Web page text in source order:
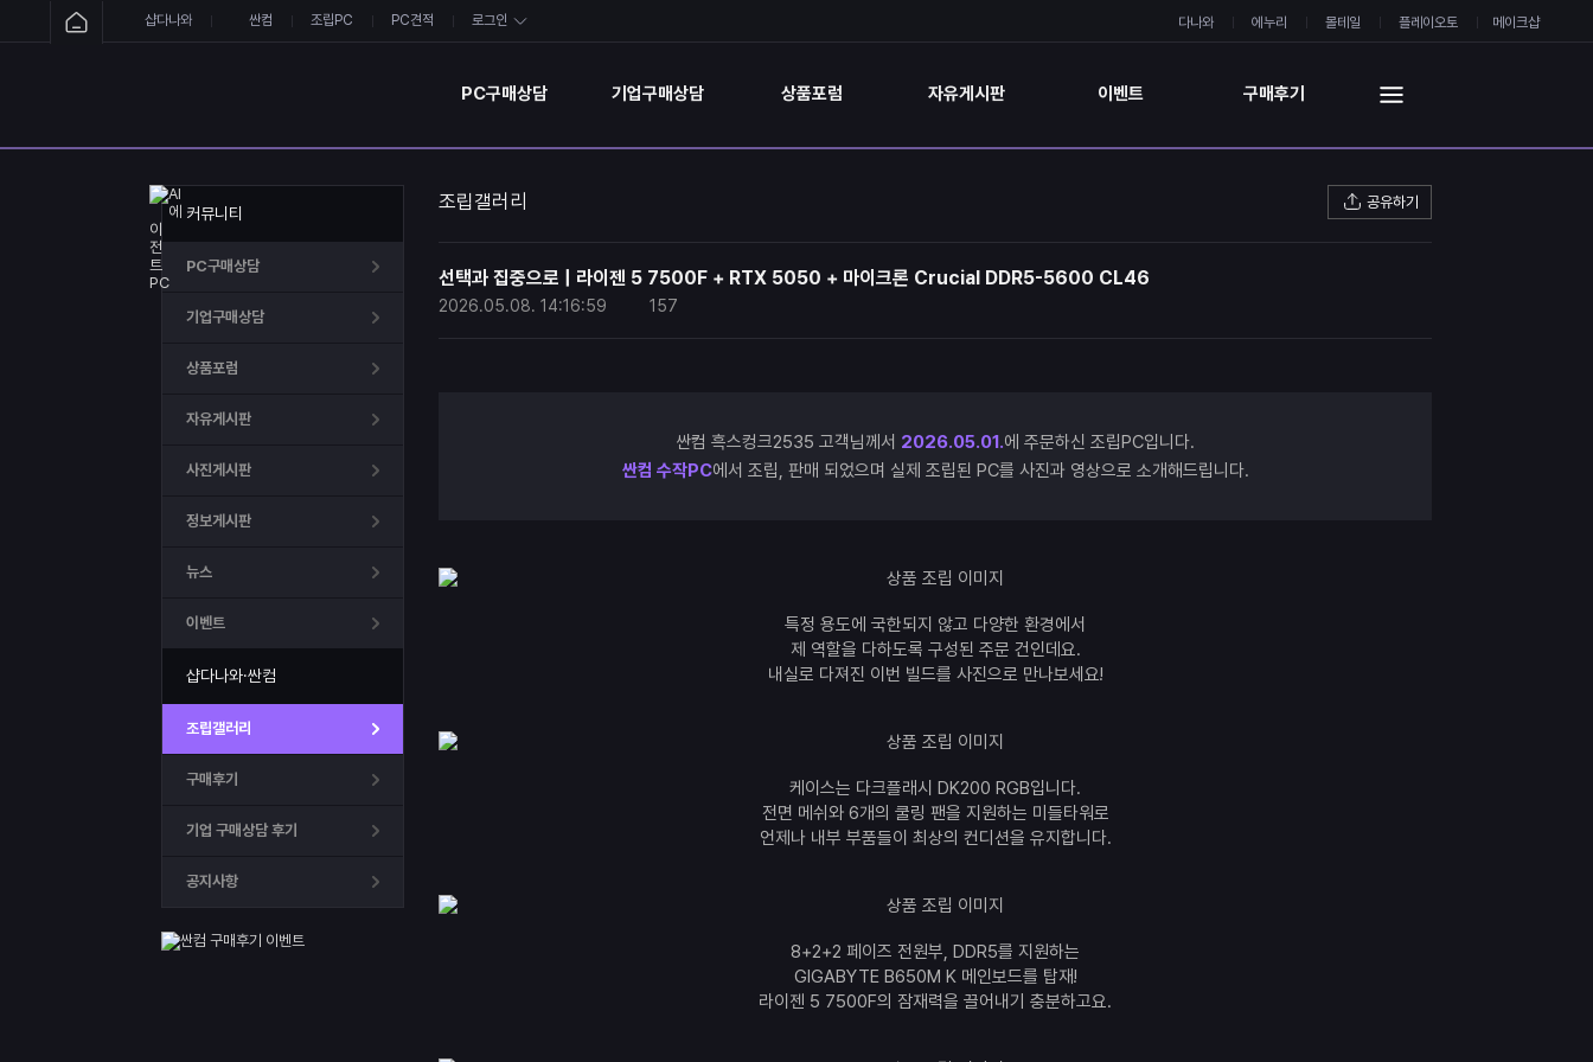
샵다나와 싼컴 조립PC PC견적 로그인 다나와 에누리 몰테일 플레이오토 메이크샵
PC구매상담 기업구매상담 상품포럼 자유게시판 이벤트 구매후기
커뮤니티
PC구매상담
기업구매상담
상품포럼
자유게시판
사진게시판
정보게시판
뉴스
이벤트
샵다나와·싼컴
조립갤러리
구매후기
기업 구매상담 후기
공지사항
조립갤러리 공유하기
선택과 집중으로 | 라이젠 5 7500F + RTX 5050 + 마이크론 Crucial DDR5-5600 CL46
2026.05.08. 14:16:59 157
싼컴 흑스컹크2535 고객님께서 2026.05.01.에 주문하신 조립PC입니다.
싼컴 수작PC에서 조립, 판매 되었으며 실제 조립된 PC를 사진과 영상으로 소개해드립니다.
특정 용도에 국한되지 않고 다양한 환경에서
제 역할을 다하도록 구성된 주문 건인데요.
내실로 다져진 이번 빌드를 사진으로 만나보세요!
케이스는 다크플래시 DK200 RGB입니다.
전면 메쉬와 6개의 쿨링 팬을 지원하는 미들타워로
언제나 내부 부품들이 최상의 컨디션을 유지합니다.
8+2+2 페이즈 전원부, DDR5를 지원하는
GIGABYTE B650M K 메인보드를 탑재!
라이젠 5 7500F의 잠재력을 끌어내기 충분하고요.